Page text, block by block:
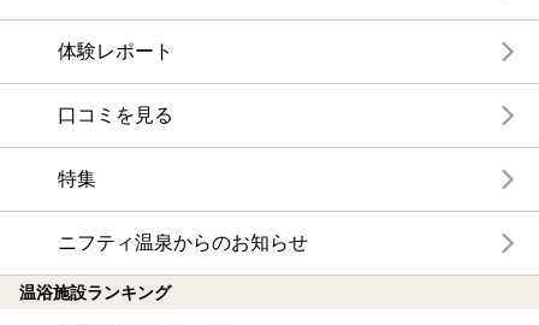
体験レポート
口コミを見る
特集
ニフティ温泉からのお知らせ
温浴施設ランキング